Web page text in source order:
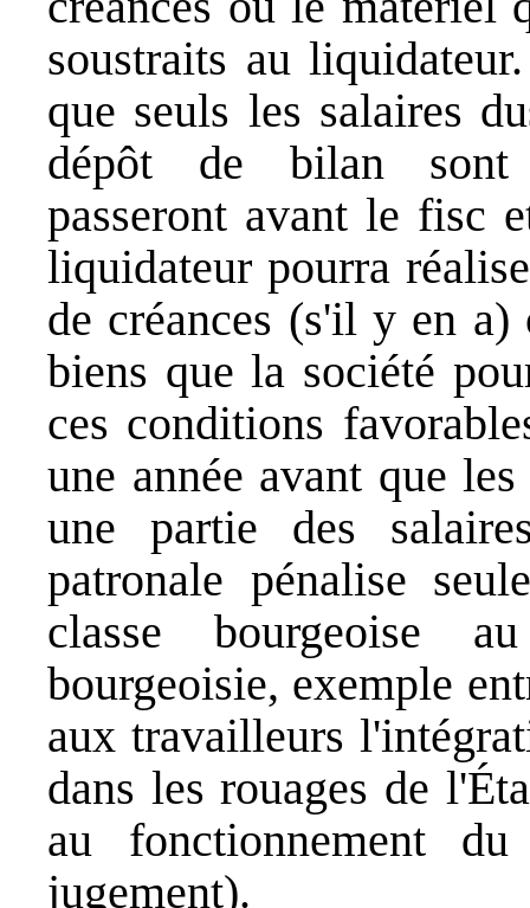
soustraits au
que seuls les salaires
dépôt de bilan sont
passeront avant le fisc
liquidateur pourra
de créances (s'il y en
biens que la société
ces conditions
une année avant que
une partie des
patronale pénalise
classe bourgeoise
bourgeoisie, exemple
aux travailleurs
dans les rouages de
au fonctionnement
jugement).